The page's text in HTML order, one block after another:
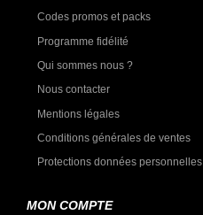
Codes promos et packs
Programme fidélité
Qui sommes nous ?
Nous contacter
Mentions légales
Conditions générales de ventes
Protections données personnelles
MON COMPTE